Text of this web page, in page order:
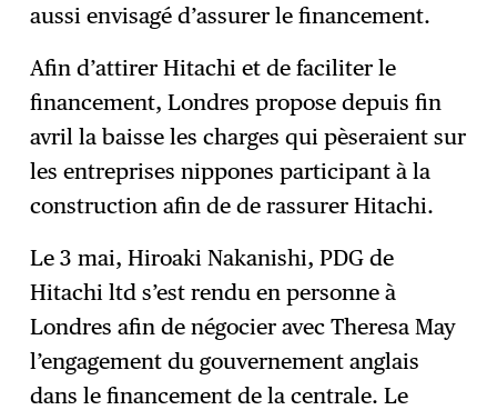
aussi envisagé d’assurer le financement.
Afin d’attirer Hitachi et de faciliter le
financement, Londres propose depuis fin
avril la baisse les charges qui pèseraient sur
les entreprises nippones participant à la
construction afin de de rassurer Hitachi.
Le 3 mai, Hiroaki Nakanishi, PDG de
Hitachi ltd s’est rendu en personne à
Londres afin de négocier avec Theresa May
l’engagement du gouvernement anglais
dans le financement de la centrale. Le